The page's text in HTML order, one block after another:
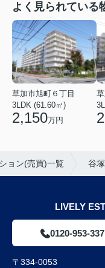
よく見られている
草加市旭町６丁目
3LDK (61.60㎡)
2,150万円
ョン(売買)一覧 谷
LIVELY
0120-953-337
〒334-0053